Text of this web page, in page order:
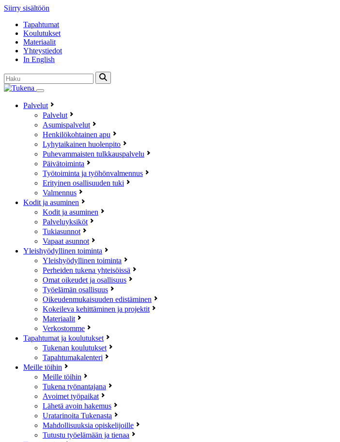
Siirry sisältöön
Tapahtumat
Koulutukset
Materiaalit
Yhteystiedot
In English
Haku:
Palvelut
Palvelut
Asumispalvelut
Henkilökohtainen apu
Lyhytaikainen huolenpito
Puhevammaisten tulkkauspalvelu
Päivätoiminta
Työtoiminta ja työhönvalmennus
Erityinen osallisuuden tuki
Valmennus
Kodit ja asuminen
Kodit ja asuminen
Palveluyksiköt
Tukiasunnot
Vapaat asunnot
Yleishyödyllinen toiminta
Yleishyödyllinen toiminta
Perheiden tukena yhteisöissä
Omat oikeudet ja osallisuus
Työelämän osallisuus
Oikeudenmukaisuuden edistäminen
Kokeileva kehittäminen ja projektit
Materiaalit
Verkostomme
Tapahtumat ja koulutukset
Tukenan koulutukset
Tapahtumakalenteri
Meille töihin
Meille töihin
Tukena työnantajana
Avoimet työpaikat
Lähetä avoin hakemus
Uratarinoita Tukenasta
Mahdollisuuksia opiskelijoille
Tutustu työelämään ja tienaa